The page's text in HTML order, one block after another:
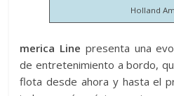
Holland
merica Line presenta una
de entretenimiento a bordo,
flota desde ahora y hasta el